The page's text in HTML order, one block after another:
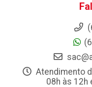
Atendimento
08h às 12h